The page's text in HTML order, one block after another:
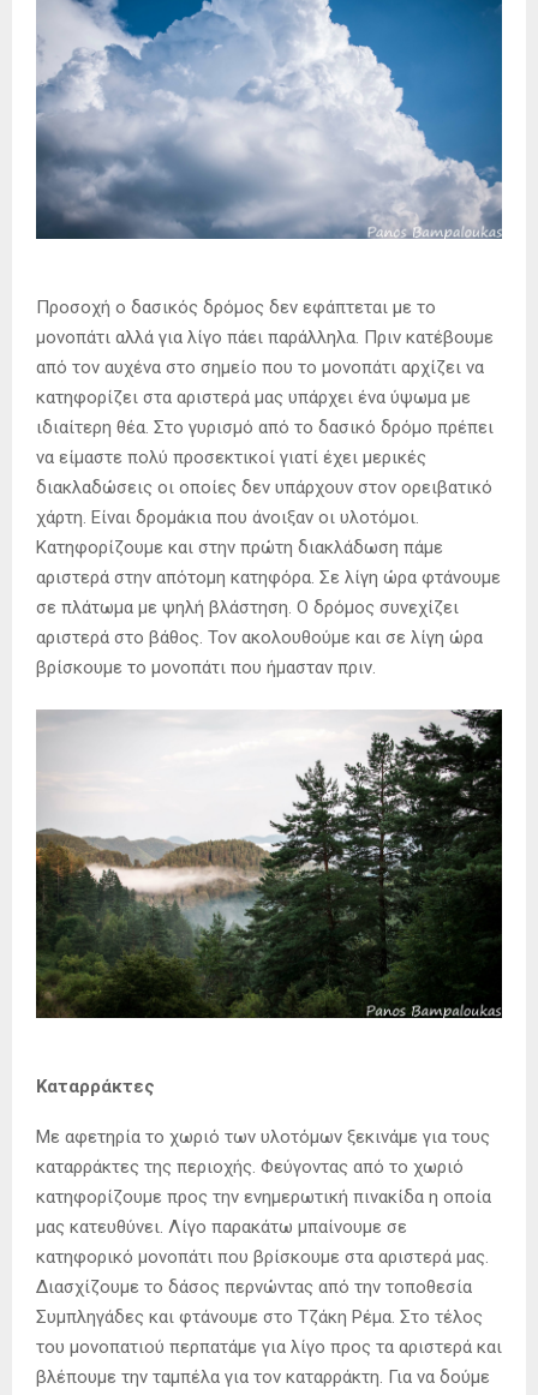
Προσοχή ο δασικός δρόμος δεν εφάπτεται με το
μονοπάτι αλλά για λίγο πάει παράλληλα. Πριν κατέβουμε
από τον αυχένα στο σημείο που το μονοπάτι αρχίζει να
κατηφορίζει στα αριστερά μας υπάρχει ένα ύψωμα με
ιδιαίτερη θέα. Στο γυρισμό από το δασικό δρόμο πρέπει
να είμαστε πολύ προσεκτικοί γιατί έχει μερικές
διακλαδώσεις οι οποίες δεν υπάρχουν στον ορειβατικό
χάρτη. Είναι δρομάκια που άνοιξαν οι υλοτόμοι.
Κατηφορίζουμε και στην πρώτη διακλάδωση πάμε
αριστερά στην απότομη κατηφόρα. Σε λίγη ώρα φτάνουμε
σε πλάτωμα με ψηλή βλάστηση. Ο δρόμος συνεχίζει
αριστερά στο βάθος. Τον ακολουθούμε και σε λίγη ώρα
βρίσκουμε το μονοπάτι που ήμασταν πριν.
Καταρράκτες
Με αφετηρία το χωριό των υλοτόμων ξεκινάμε για τους
καταρράκτες της περιοχής. Φεύγοντας από το χωριό
κατηφορίζουμε προς την ενημερωτική πινακίδα η οποία
μας κατευθύνει. Λίγο παρακάτω μπαίνουμε σε
κατηφορικό μονοπάτι που βρίσκουμε στα αριστερά μας.
Διασχίζουμε το δάσος περνώντας από την τοποθεσία
Συμπληγάδες και φτάνουμε στο Τζάκη Ρέμα. Στο τέλος
του μονοπατιού περπατάμε για λίγο προς τα αριστερά και
βλέπουμε την ταμπέλα για τον καταρράκτη. Για να δούμε